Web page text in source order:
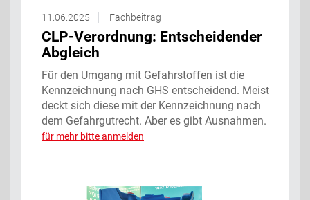
11.06.2025 Fachbeitrag
CLP-Verordnung: Entscheidender
Abgleich
Für den Umgang mit Gefahrstoffen ist die
Kennzeichnung nach GHS entscheidend. Meist
deckt sich diese mit der Kennzeichnung nach
dem Gefahrgutrecht. Aber es gibt Ausnahmen. ‌
für mehr bitte anmelden